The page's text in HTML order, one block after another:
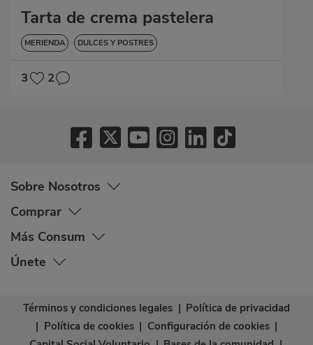
Tarta de crema pastelera
MERIENDA DULCES Y POSTRES
3 2
Sobre Nosotros
Comprar
Más Consum
Únete
Términos y condiciones legales | Política de privacidad
| Política de cookies | Configuración de cookies |